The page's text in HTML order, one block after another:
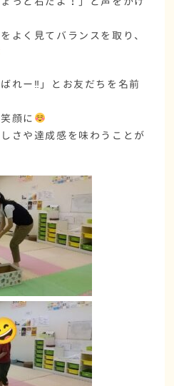
よく見て バランスを取り、
れー‼」とお友だちを 名前
顔に
さや達成感を味わうことが